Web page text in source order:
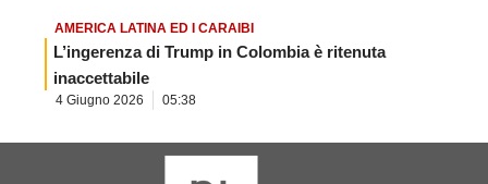
AMERICA LATINA ED I CARAIBI
L’ingerenza di Trump in Colombia è ritenuta
inaccettabile
4 Giugno 2026 05:38